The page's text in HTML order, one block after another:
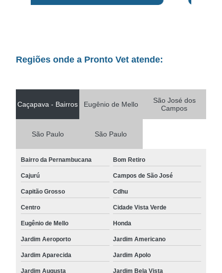
Regiões onde a Pronto Vet atende:
Caçapava - Bairros Eugênio de Mello
São José dos
Campos
São Paulo São Paulo
Bairro da Pernambucana Bom Retiro
Cajurú Campos de São José
Capitão Grosso Cdhu
Centro Cidade Vista Verde
Eugênio de Mello Honda
Jardim Aeroporto Jardim Americano
Jardim Aparecida Jardim Apolo
Jardim Augusta Jardim Bela Vista